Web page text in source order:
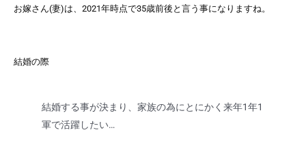
お嫁さん(妻)は、 2021年時点で35歳前後 と言う事になりますね。
結婚の際
結婚する事が決まり、家族の為にとにかく来年1年1
軍で活躍したい…